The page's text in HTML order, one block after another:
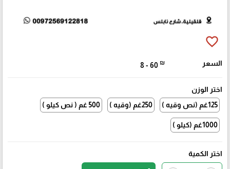
favorite_border
السعر 8 - 60 ₪
اختر الوزن
125غم (نص وقيه )
250غم (وقيه ) 500 غم ( نص كيلو )
1000غم (كيلو )
اختر الكمية